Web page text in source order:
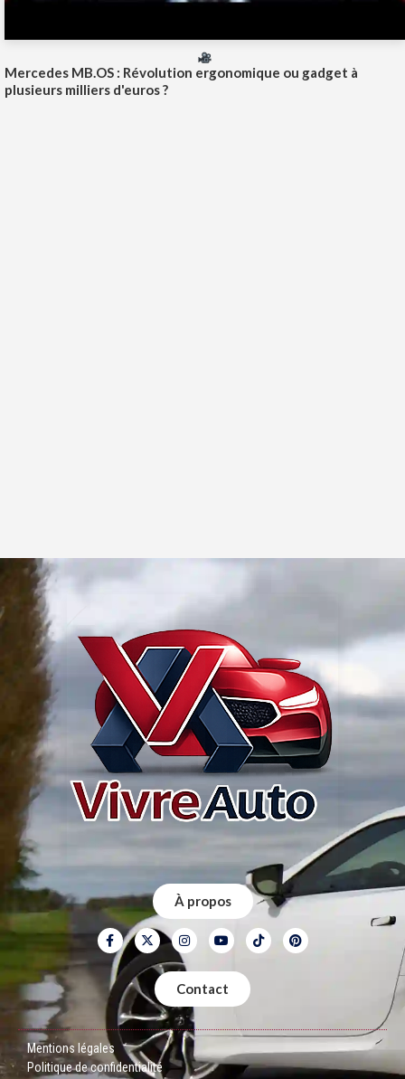
Mercedes MB.OS : Révolution ergonomique ou gadget à
plusieurs milliers d'euros ?
À propos
Contact
Mentions légales
Politique de confidentialité